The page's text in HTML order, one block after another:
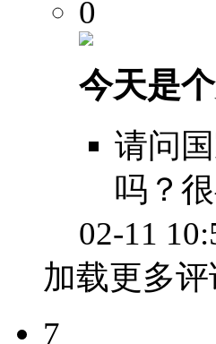
0
今天是
请问
吗？
02-11
加载更多评
7